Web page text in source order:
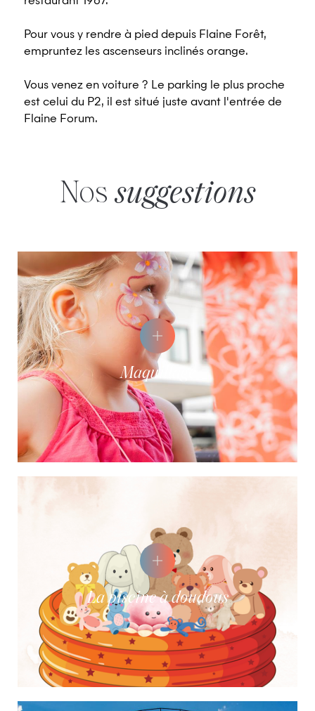
Pour vous y rendre à pied depuis Flaine Forêt,
empruntez les ascenseurs inclinés orange.
Vous venez en voiture ? Le parking le plus proche
est celui du P2, il est situé juste avant l'entrée de
Flaine Forum.
Nos suggestions
Maquillage
La piscine à doudous